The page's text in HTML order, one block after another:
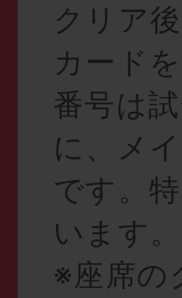
クリア
カード
番号は
に、メ
です。
います。
※座席の